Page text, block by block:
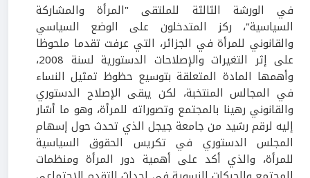
في الورشة الثالثة للملتقى "المرأة والمشاركة
السياسية"، ركز المتدخلون على الوضع السياسي
والقانوني للمرأة في الجزائر، التي عرفت تقدما ملحوظا
على إثر التغيرات والإصلاحات الدستورية لسنة 2008،
وأهمها المادة المتعلقة بتوسيع حظوظ تمثيل النساء
في المجالس المنتخبة، لكن يبقى الإصلاح الدستوري
والقانوني رهينا بالمجتمع وتصوراته للمرأة، وهو ما أشار
إليه لرقم رشيد من جامعة جيجل الذي تحدث حول إسهام
المجلس الدستوري في تكريس الحقوق السياسية
للمرأة، والذي أكد على أهمية دور المرأة ومنظمات